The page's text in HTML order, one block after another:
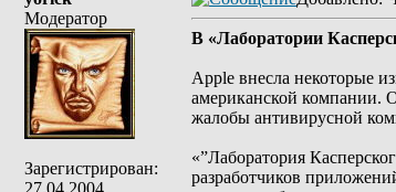
Модератор
Зарегистрирован:
27.04.2004
В «Лаборатории
Apple внесла некоторые
американской компании.
жалобы антивирусной
«”Лаборатория
разработчиков